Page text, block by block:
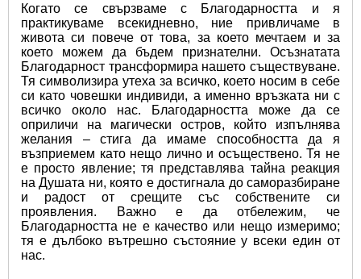
Когато се свързваме с Благодарността и я
практикуваме всекидневно, ние привличаме в
живота си повече от това, за което мечтаем и за
което можем да бъдем признателни. Осъзнатата
Благодарност трансформира нашето съществуване.
Тя символизира утеха за всичко, което носим в себе
си като човешки индивиди, а именно връзката ни с
всичко около нас. Благодарността може да се
оприличи на магически остров, който изпълнява
желания – стига да имаме способността да я
възприемем като нещо лично и осъществено. Тя не
е просто явление; тя представлява тайна реакция
на Душата ни, която е достигнала до саморазбиране
и радост от срещите със собствените си
проявления. Важно е да отбележим, че
Благодарността не е качество или нещо измеримо;
тя е дълбоко вътрешно състояние у всеки един от
нас.